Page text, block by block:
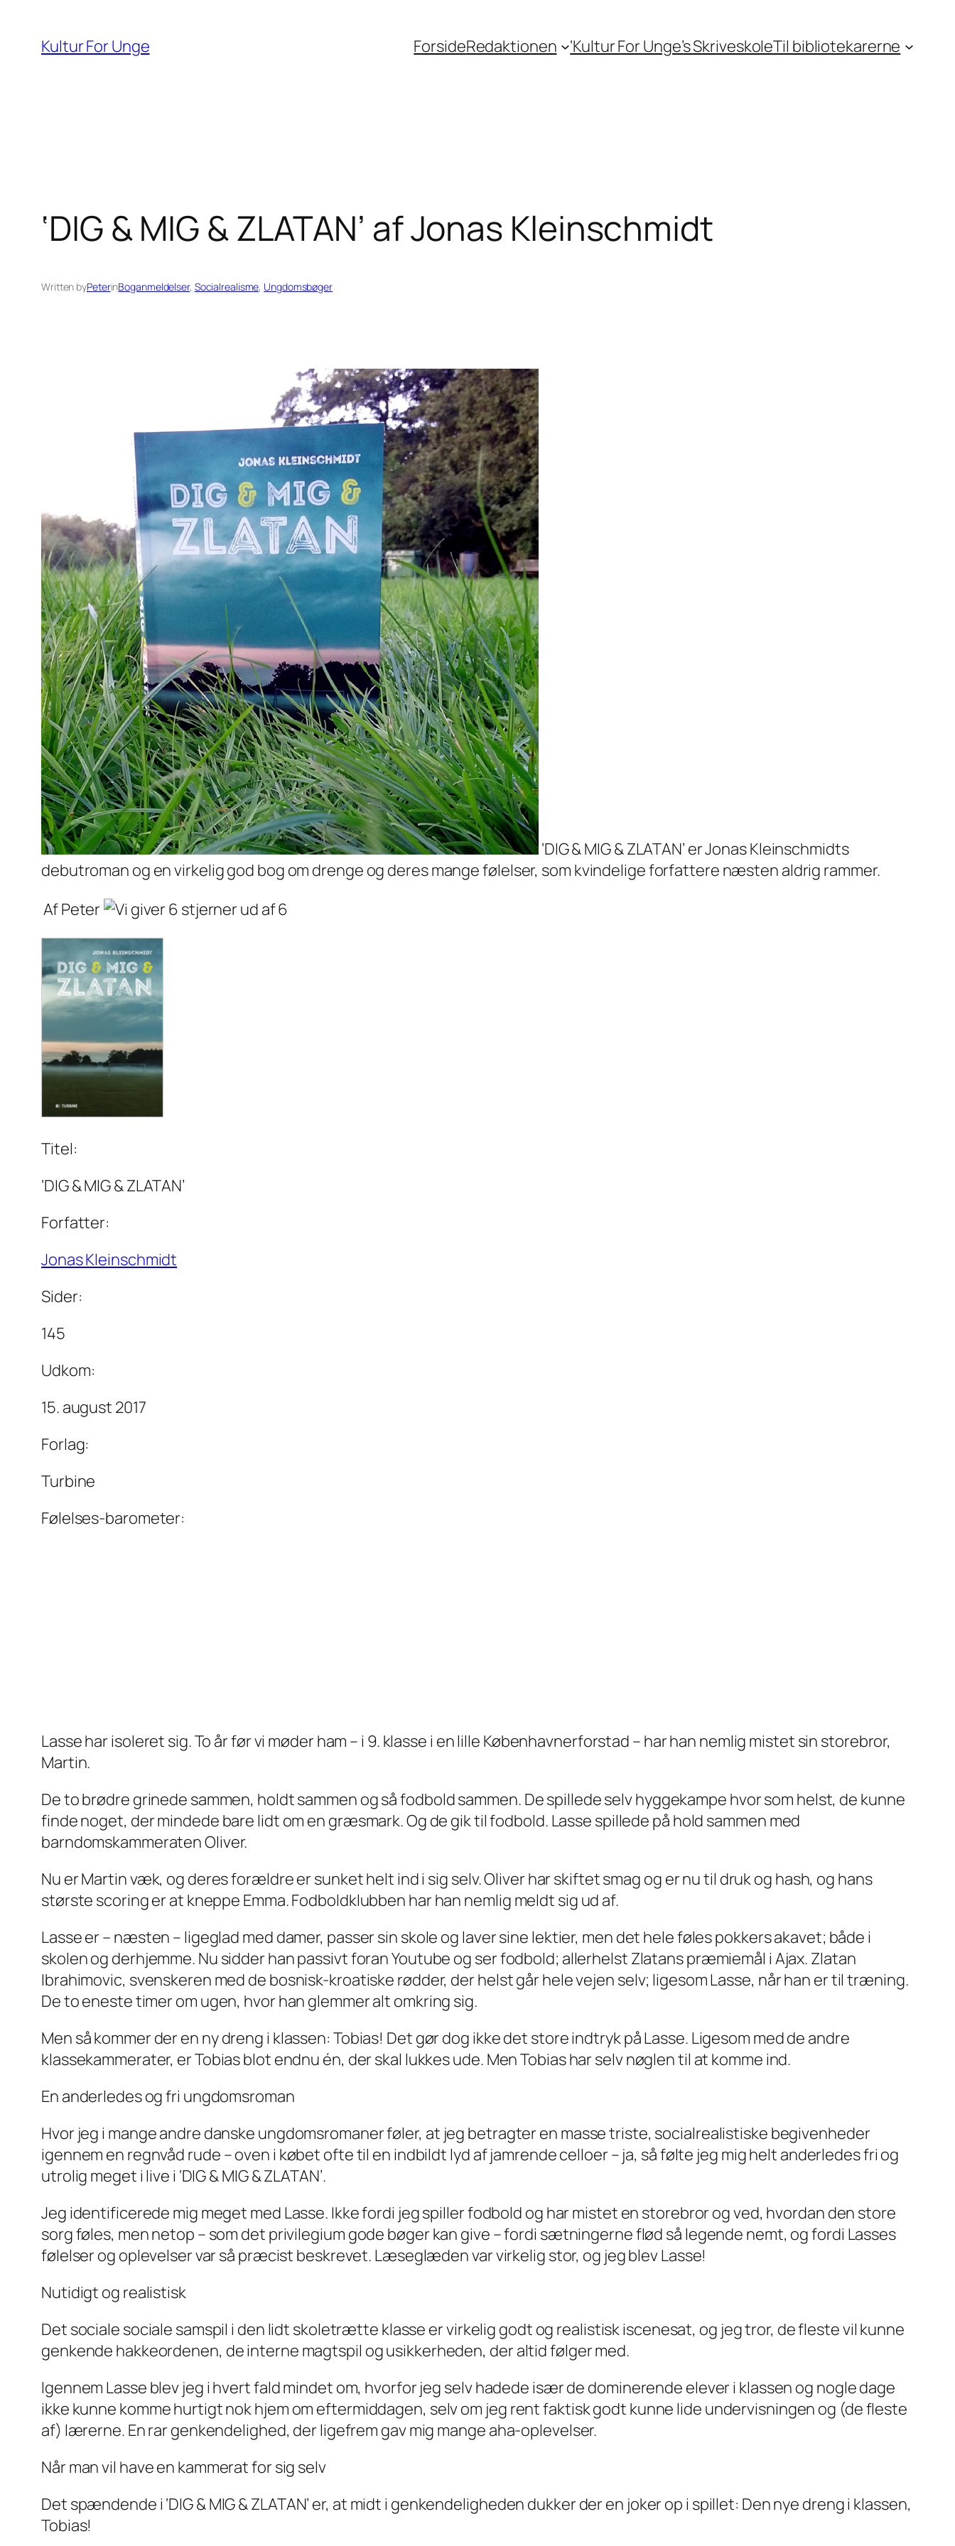
indhold
Kultur For Unge ForsideRedaktionen ‘Kultur For Unge’s SkriveskoleTil bibliotekarerne
‘DIG & MIG & ZLATAN’ af Jonas Kleinschmidt
Written byPeterinBoganmeldelser, Socialrealisme, Ungdomsbøger
‘DIG & MIG & ZLATAN’ er Jonas Kleinschmidts
debutroman og en virkelig god bog om drenge og deres mange følelser, som kvindelige forfattere næsten aldrig rammer.
Af Peter
Titel:
‘DIG & MIG & ZLATAN’
Forfatter:
Jonas Kleinschmidt
Sider:
145
Udkom:
15. august 2017
Forlag:
Turbine
Følelses-barometer:
Lasse har isoleret sig. To år før vi møder ham – i 9. klasse i en lille Københavnerforstad – har han nemlig mistet sin storebror,
Martin.
De to brødre grinede sammen, holdt sammen og så fodbold sammen. De spillede selv hyggekampe hvor som helst, de kunne
finde noget, der mindede bare lidt om en græsmark. Og de gik til fodbold. Lasse spillede på hold sammen med
barndomskammeraten Oliver.
Nu er Martin væk, og deres forældre er sunket helt ind i sig selv. Oliver har skiftet smag og er nu til druk og hash, og hans
største scoring er at kneppe Emma. Fodboldklubben har han nemlig meldt sig ud af.
Lasse er – næsten – ligeglad med damer, passer sin skole og laver sine lektier, men det hele føles pokkers akavet; både i
skolen og derhjemme. Nu sidder han passivt foran Youtube og ser fodbold; allerhelst Zlatans præmiemål i Ajax. Zlatan
Ibrahimovic, svenskeren med de bosnisk-kroatiske rødder, der helst går hele vejen selv; ligesom Lasse, når han er til træning.
De to eneste timer om ugen, hvor han glemmer alt omkring sig.
Men så kommer der en ny dreng i klassen: Tobias! Det gør dog ikke det store indtryk på Lasse. Ligesom med de andre
klassekammerater, er Tobias blot endnu én, der skal lukkes ude. Men Tobias har selv nøglen til at komme ind.
En anderledes og fri ungdomsroman
Hvor jeg i mange andre danske ungdomsromaner føler, at jeg betragter en masse triste, socialrealistiske begivenheder
igennem en regnvåd rude – oven i købet ofte til en indbildt lyd af jamrende celloer – ja, så følte jeg mig helt anderledes fri og
utrolig meget i live i ‘DIG & MIG & ZLATAN’.
Jeg identificerede mig meget med Lasse. Ikke fordi jeg spiller fodbold og har mistet en storebror og ved, hvordan den store
sorg føles, men netop – som det privilegium gode bøger kan give – fordi sætningerne flød så legende nemt, og fordi Lasses
følelser og oplevelser var så præcist beskrevet. Læseglæden var virkelig stor, og jegblevLasse!
Nutidigt og realistisk
Det sociale sociale samspil i den lidt skoletrætte klasse er virkelig godt og realistisk iscenesat, og jeg tror, de fleste vil kunne
genkende hakkeordenen, de interne magtspil og usikkerheden, der altid følger med.
Igennem Lasse blev jeg i hvert fald mindet om, hvorfor jeg selv hadede især de dominerende elever i klassen og nogle dage
ikke kunne komme hurtigt nok hjem om eftermiddagen, selv om jeg rent faktisk godt kunne lide undervisningen og (de fleste
af) lærerne. En rar genkendelighed, der ligefrem gav mig mange aha-oplevelser.
Når man vil have en kammerat for sig selv
Det spændende i ‘DIG & MIG & ZLATAN’ er, at midt i genkendeligheden dukker der en joker op i spillet: Den nye dreng i klassen,
Tobias!